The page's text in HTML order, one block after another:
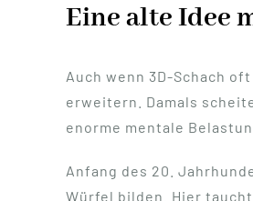
Eine alte Idee
Auch wenn 3D-Schach
erweitern. Damals
enorme mentale
Anfang des 20.
Würfel bilden. Hier